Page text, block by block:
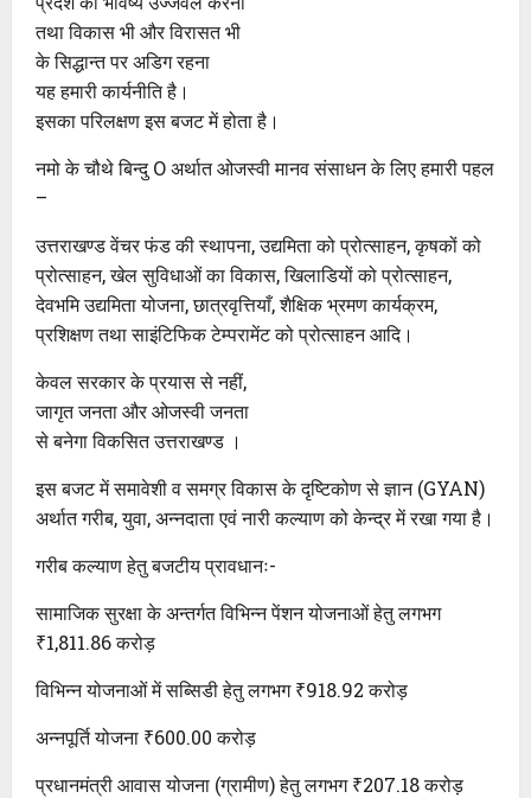
तथा विकास भी और विरासत भी
के सिद्धान्त पर अडिग रहना
यह हमारी कार्यनीति है।
इसका परिलक्षण इस बजट में होता है।
नमो के चौथे बिन्दु O अर्थात ओजस्वी मानव संसाधन के लिए हमारी पहल
–
उत्तराखण्ड वेंचर फंड की स्थापना, उद्यमिता को प्रोत्साहन, कृषकों को
प्रोत्साहन, खेल सुविधाओं का विकास, खिलाडियों को प्रोत्साहन,
देवभमि उद्यमिता योजना, छात्रवृत्तियाँ, शैक्षिक भ्रमण कार्यक्रम,
प्रशिक्षण तथा साइंटिफिक टेम्परामेंट को प्रोत्साहन आदि।
केवल सरकार के प्रयास से नहीं,
जागृत जनता और ओजस्वी जनता
से बनेगा विकसित उत्तराखण्ड ।
इस बजट में समावेशी व समग्र विकास के दृष्टिकोण से ज्ञान (GYAN)
अर्थात गरीब, युवा, अन्नदाता एवं नारी कल्याण को केन्द्र में रखा गया है।
गरीब कल्याण हेतु बजटीय प्रावधानः-
सामाजिक सुरक्षा के अन्तर्गत विभिन्न पेंशन योजनाओं हेतु लगभग
₹1,811.86 करोड़
विभिन्न योजनाओं में सब्सिडी हेतु लगभग ₹918.92 करोड़
अन्नपूर्ति योजना ₹600.00 करोड़
प्रधानमंत्री आवास योजना (ग्रामीण) हेतु लगभग ₹207.18 करोड़